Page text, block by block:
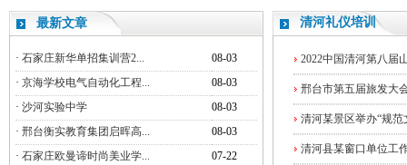
最新文章
· 石家庄新华单招集训营2...
08-03
· 京海学校电气自动化工程...
08-03
· 沙河实验中学
08-03
· 邢台衡实教育集团启晖高...
08-03
· 石家庄欧曼谛时尚美业学...
07-22
清河礼仪培训
2022中国清河第八届
邢台市第五届旅发大
清河某景区举办“规
清河县某窗口单位工